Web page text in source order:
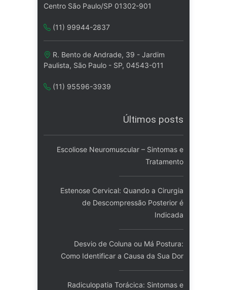
Centro São Paulo/SP 01302-901
(11) 99944-2837
R. Bento de Andrade, 39 - Jardim
Paulista, São Paulo - SP, 04543-011
(11) 95596-3939
Últimos posts
Escoliose Neuromuscular – Sintomas e
Tratamento
Estenose Cervical: Quando a Cirurgia
de Descompressão Posterior é
Indicada
Desvio de Coluna ou Má Postura:
Como Identificar a Causa da Sua Dor
Radiculopatia Torácica: Sintomas e